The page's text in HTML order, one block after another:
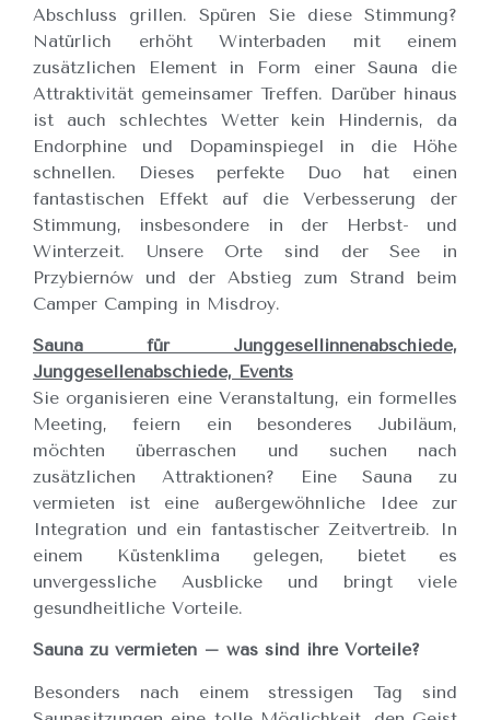
Abschluss grillen. Spüren Sie diese Stimmung?
Natürlich erhöht Winterbaden mit einem
zusätzlichen Element in Form einer Sauna die
Attraktivität gemeinsamer Treffen. Darüber hinaus
ist auch schlechtes Wetter kein Hindernis, da
Endorphine und Dopaminspiegel in die Höhe
schnellen. Dieses perfekte Duo hat einen
fantastischen Effekt auf die Verbesserung der
Stimmung, insbesondere in der Herbst- und
Winterzeit. Unsere Orte sind der See in
Przybiernów und der Abstieg zum Strand beim
Camper Camping in Misdroy.
Sauna für Junggesellinnenabschiede,
Junggesellenabschiede, Events
Sie organisieren eine Veranstaltung, ein formelles
Meeting, feiern ein besonderes Jubiläum,
möchten überraschen und suchen nach
zusätzlichen Attraktionen? Eine Sauna zu
vermieten ist eine außergewöhnliche Idee zur
Integration und ein fantastischer Zeitvertreib. In
einem Küstenklima gelegen, bietet es
unvergessliche Ausblicke und bringt viele
gesundheitliche Vorteile.
Sauna zu vermieten – was sind ihre Vorteile?
Besonders nach einem stressigen Tag sind